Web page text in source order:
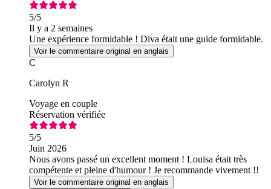
5/5
Il y a 2 semaines
Une expérience formidable ! Diva était une guide formidable.
Voir le commentaire original en anglais
C
Carolyn R
Voyage en couple
Réservation vérifiée
5/5
Juin 2026
Nous avons passé un excellent moment ! Louisa était très
compétente et pleine d'humour ! Je recommande vivement !!
Voir le commentaire original en anglais